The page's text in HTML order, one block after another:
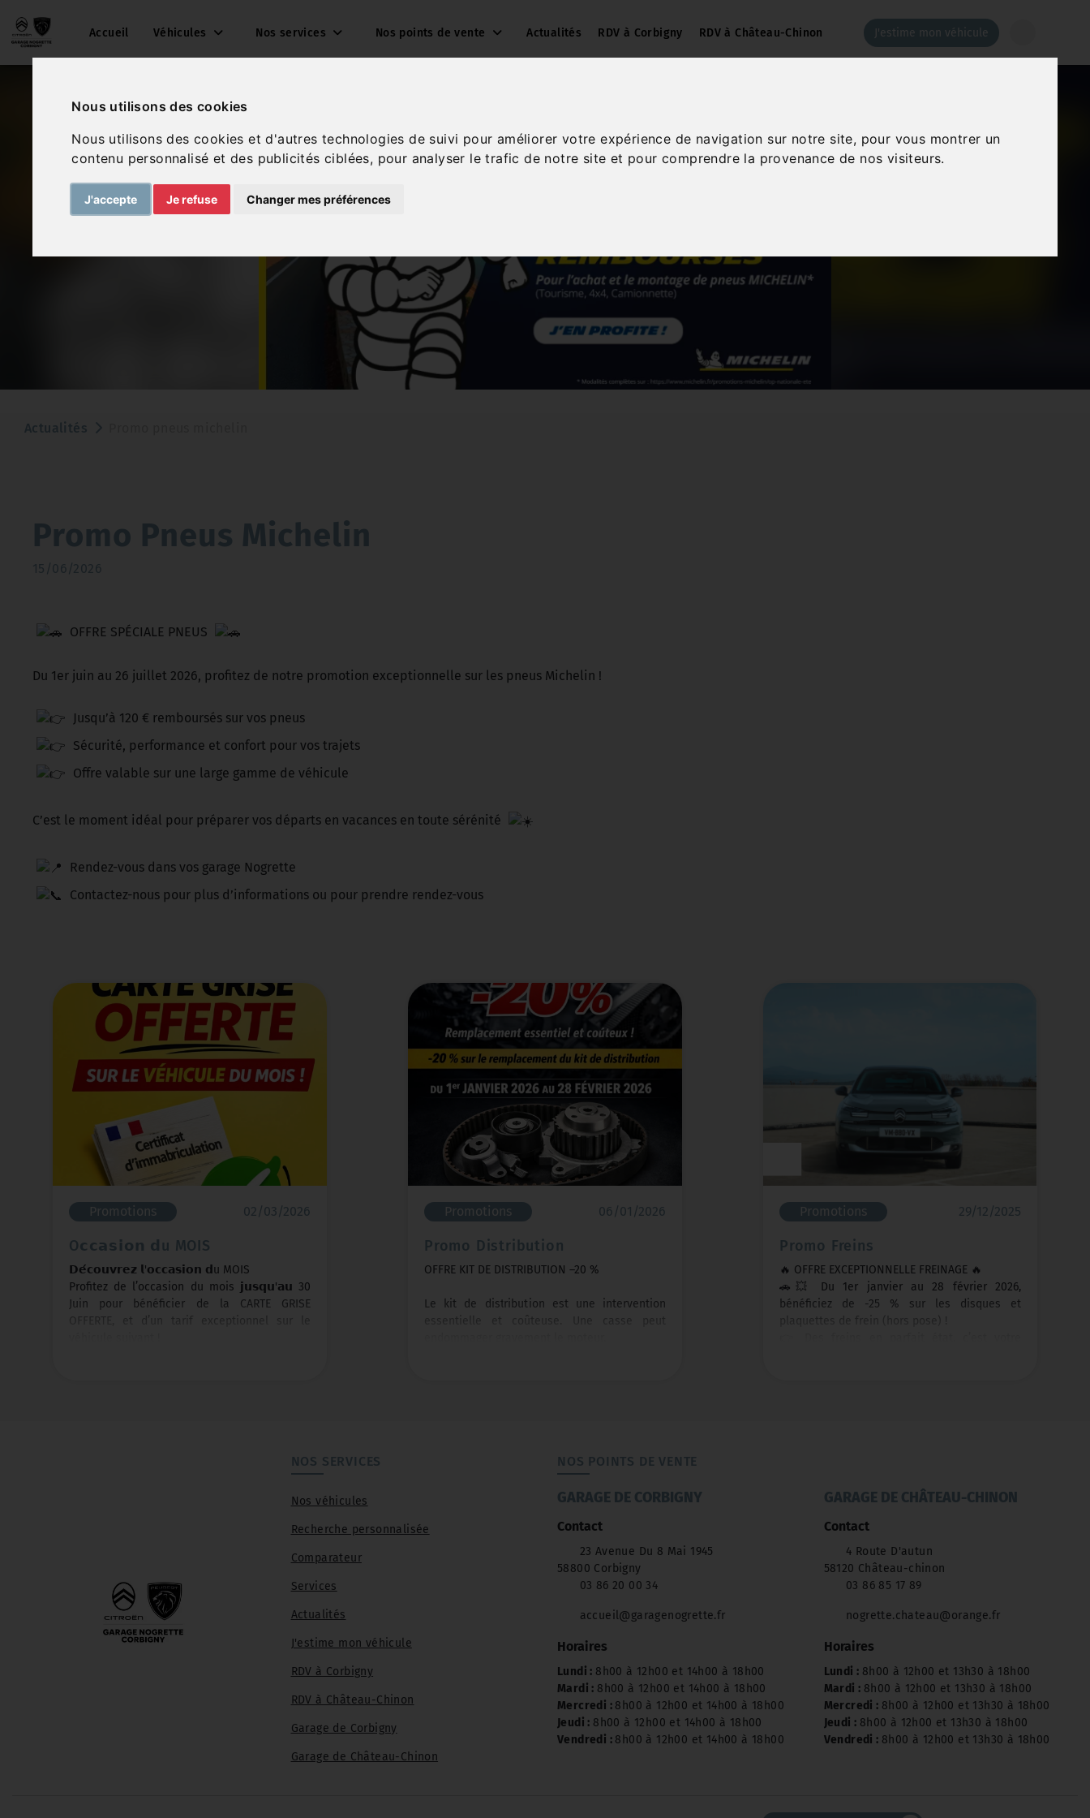
Nous utilisons des cookies
Nous utilisons des cookies et d'autres technologies de suivi pour améliorer votre expérience de navigation sur notre site, pour vous montrer un
contenu personnalisé et des publicités ciblées, pour analyser le trafic de notre site et pour comprendre la provenance de nos visiteurs.
J'accepte Je refuse Changer mes préférences
Accueil Véhicules Nos services Nos points de vente Actualités RDV à Corbigny RDV à Château-Chinon J'estime mon véhicule
Actualités
Promo Pneus Michelin
15/06/2026
OFFRE SPÉCIALE PNEUS
Du 1er juin au 26 juillet 2026, profitez de notre promotion exceptionnelle sur les pneus Michelin !
Jusqu’à 120 € remboursés sur vos pneus
Sécurité, performance et confort pour vos trajets
Offre valable sur une large gamme de véhicule
C’est le moment idéal pour préparer vos départs en vacances en toute sérénité
Rendez-vous dans vos garage Nogrette
Contactez-nous pour plus d’informations ou pour prendre rendez-vous
Promotions 02/03/2026
O𝗰𝗰𝗮𝘀𝗶𝗼𝗻 𝗱u MOIS
𝗗𝗲́𝗰𝗼𝘂𝘃𝗿𝗲𝘇 𝗹'𝗼𝗰𝗰𝗮𝘀𝗶𝗼𝗻 𝗱u MOIS
Profitez de l’occasion du mois 𝗷𝘂𝘀𝗾𝘂'𝗮𝘂 30
Juin pour bénéficier de la CARTE GRISE
Promotions 06/01/2026
Promo Distribution
OFFRE KIT DE DISTRIBUTION –20 %
Le kit de distribution est une intervention
Contactez-nous au 03 86 20 00 34 pour un
Promotions 29/12/2025
Promo Freins
🔥 OFFRE EXCEPTIONNELLE FREINAGE 🔥
🚗💥 Du 1er janvier au 28 février 2026,
bénéficiez de -25 % sur les disques et
NOS SERVICES
Nos véhicules
Recherche personnalisée
Comparateur
Services
Actualités
J'estime mon véhicule
RDV à Corbigny
RDV à Château-Chinon
Garage de Corbigny
Garage de Château-Chinon
NOS POINTS DE VENTE
GARAGE DE CORBIGNY
Contact
23 Avenue Du 8 Mai 1945
58800 Corbigny
03 86 20 00 34
accueil@garagenogrette.fr
Horaires
Lundi : 8h00 à 12h00 et 14h00 à 18h00
Mardi : 8h00 à 12h00 et 14h00 à 18h00
Mercredi : 8h00 à 12h00 et 14h00 à 18h00
Jeudi : 8h00 à 12h00 et 14h00 à 18h00
Vendredi : 8h00 à 12h00 et 14h00 à 18h00
GARAGE DE CHÂTEAU-CHINON
Contact
4 Route D'autun
58120 Château-chinon
03 86 85 17 89
nogrette.chateau@orange.fr
Horaires
Lundi : 8h00 à 12h00 et 13h30 à 18h00
Mardi : 8h00 à 12h00 et 13h30 à 18h00
Mercredi : 8h00 à 12h00 et 13h30 à 18h00
Jeudi : 8h00 à 12h00 et 13h30 à 18h00
Vendredi : 8h00 à 12h00 et 13h30 à 18h00